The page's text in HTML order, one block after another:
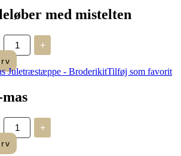
med mistelten
Tille's
Juleløber
med
mistelten
antal
+
Tilføj som favorit
Nordic
X-
mas
antal
+